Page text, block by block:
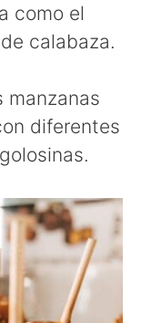
como el
calabaza.
manzanas
diferentes